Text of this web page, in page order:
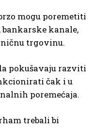
mogu poremetiti
kanale,
trgovinu.
pokušavaju razviti
čak i u
poremećaja.
trebali bi